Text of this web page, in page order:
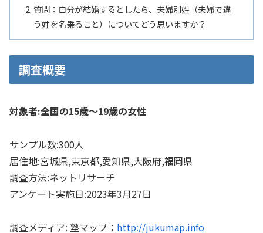
質問：自分が結婚するとしたら、夫婦別姓（夫婦で違
う姓を名乗ること）についてどう思いますか？
調査概要
対象者:全国の15歳〜19歳の女性
サンプル数:300人
居住地:宮城県,東京都,愛知県,大阪府,福岡県
調査方法:ネットリサーチ
アンケート実施日:2023年3月27日
調査メディア: 塾マップ： http://jukumap.info